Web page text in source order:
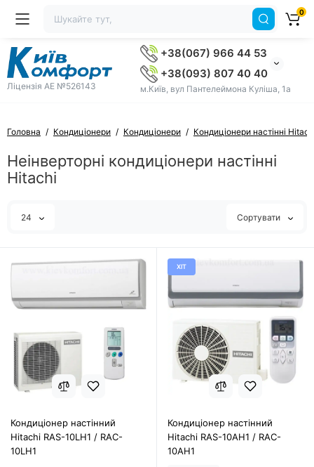
Ліцензія AE №526143
+38(067) 966 44 53
+38(093) 807 40 40
м.Київ, вул Пантелеймона Куліша, 1а
0
Головна Кондиціонери Кондиціонери Кондиціонери настінні
Неінверторні кондиціонери настінні
Hitachi
24 Сортувати
Кондиціонер настінний
Hitachi RAS-10LH1 / RAC-
10LH1
ХІТ
Кондиціонер настінний
Hitachi RAS-10AH1 / RAC-
10AH1